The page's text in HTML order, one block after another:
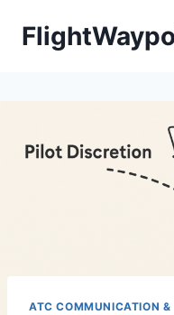
ATC COMMUNICATION &